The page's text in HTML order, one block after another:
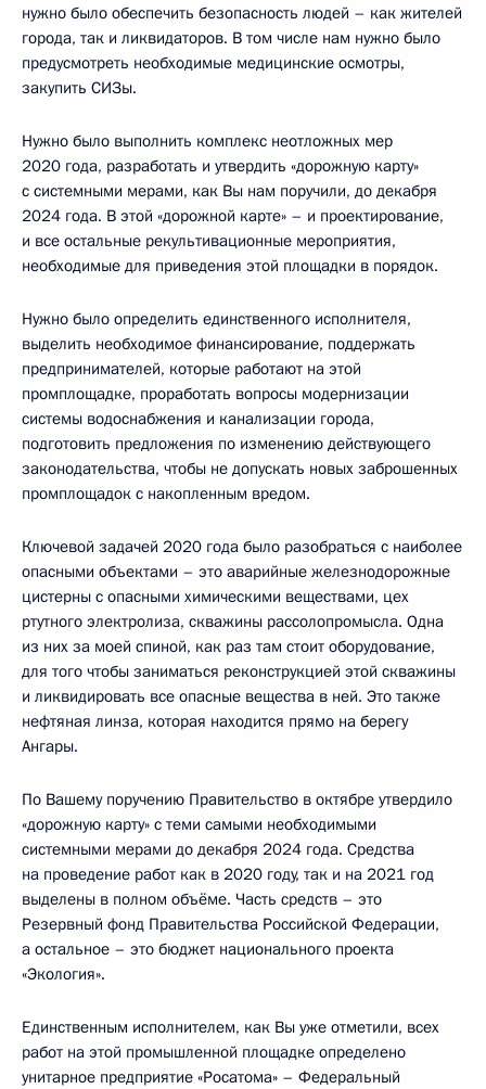
нужно было обеспечить безопасность людей – как жителей
города, так и ликвидаторов. В том числе нам нужно было
предусмотреть необходимые медицинские осмотры,
закупить СИЗы.
Нужно было выполнить комплекс неотложных мер
2020 года, разработать и утвердить «дорожную карту»
с системными мерами, как Вы нам поручили, до декабря
2024 года. В этой «дорожной карте» – и проектирование,
и все остальные рекультивационные мероприятия,
необходимые для приведения этой площадки в порядок.
Нужно было определить единственного исполнителя,
выделить необходимое финансирование, поддержать
предпринимателей, которые работают на этой
промплощадке, проработать вопросы модернизации
системы водоснабжения и канализации города,
подготовить предложения по изменению действующего
законодательства, чтобы не допускать новых заброшенных
промплощадок с накопленным вредом.
Ключевой задачей 2020 года было разобраться с наиболее
опасными объектами – это аварийные железнодорожные
цистерны с опасными химическими веществами, цех
ртутного электролиза, скважины рассолопромысла. Одна
из них за моей спиной, как раз там стоит оборудование,
для того чтобы заниматься реконструкцией этой скважины
и ликвидировать все опасные вещества в ней. Это также
нефтяная линза, которая находится прямо на берегу
Ангары.
По Вашему поручению Правительство в октябре утвердило
«дорожную карту» с теми самыми необходимыми
системными мерами до декабря 2024 года. Средства
на проведение работ как в 2020 году, так и на 2021 год
выделены в полном объёме. Часть средств – это
Резервный фонд Правительства Российской Федерации,
а остальное – это бюджет национального проекта
«Экология».
Единственным исполнителем, как Вы уже отметили, всех
работ на этой промышленной площадке определено
унитарное предприятие «Росатома» – Федеральный